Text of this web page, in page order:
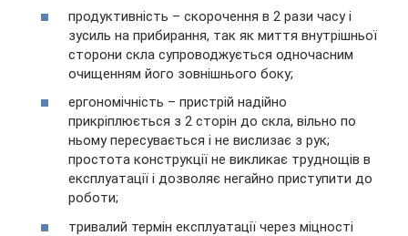
продуктивність – скорочення в 2 рази часу і
зусиль на прибирання, так як миття внутрішньої
сторони скла супроводжується одночасним
очищенням його зовнішнього боку;
ергономічність – пристрій надійно
прикріплюється з 2 сторін до скла, вільно по
ньому пересувається і не вислизає з рук;
простота конструкції не викликає труднощів в
експлуатації і дозволяє негайно приступити до
роботи;
тривалий термін експлуатації через міцності